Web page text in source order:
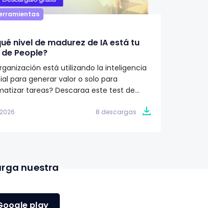
nivel de madurez de IA está tu
People?
está utilizando la inteligencia
para generar valor o solo para
tareas? Descarga este test de
tu área de People. Obtén un plan de
8 descargas
nuestra
play